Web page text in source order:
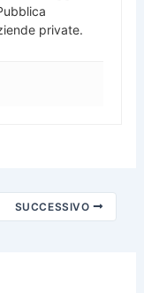
private.
SUCCESSIVO